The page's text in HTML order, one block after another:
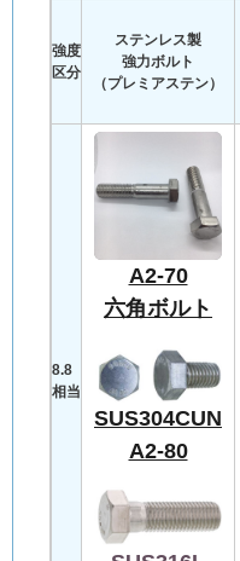
強度
区分
ステンレス製
強力ボルト
（プレミアステン）
8.8
相当
A2-70
六角ボルト
SUS304CUN
A2-80